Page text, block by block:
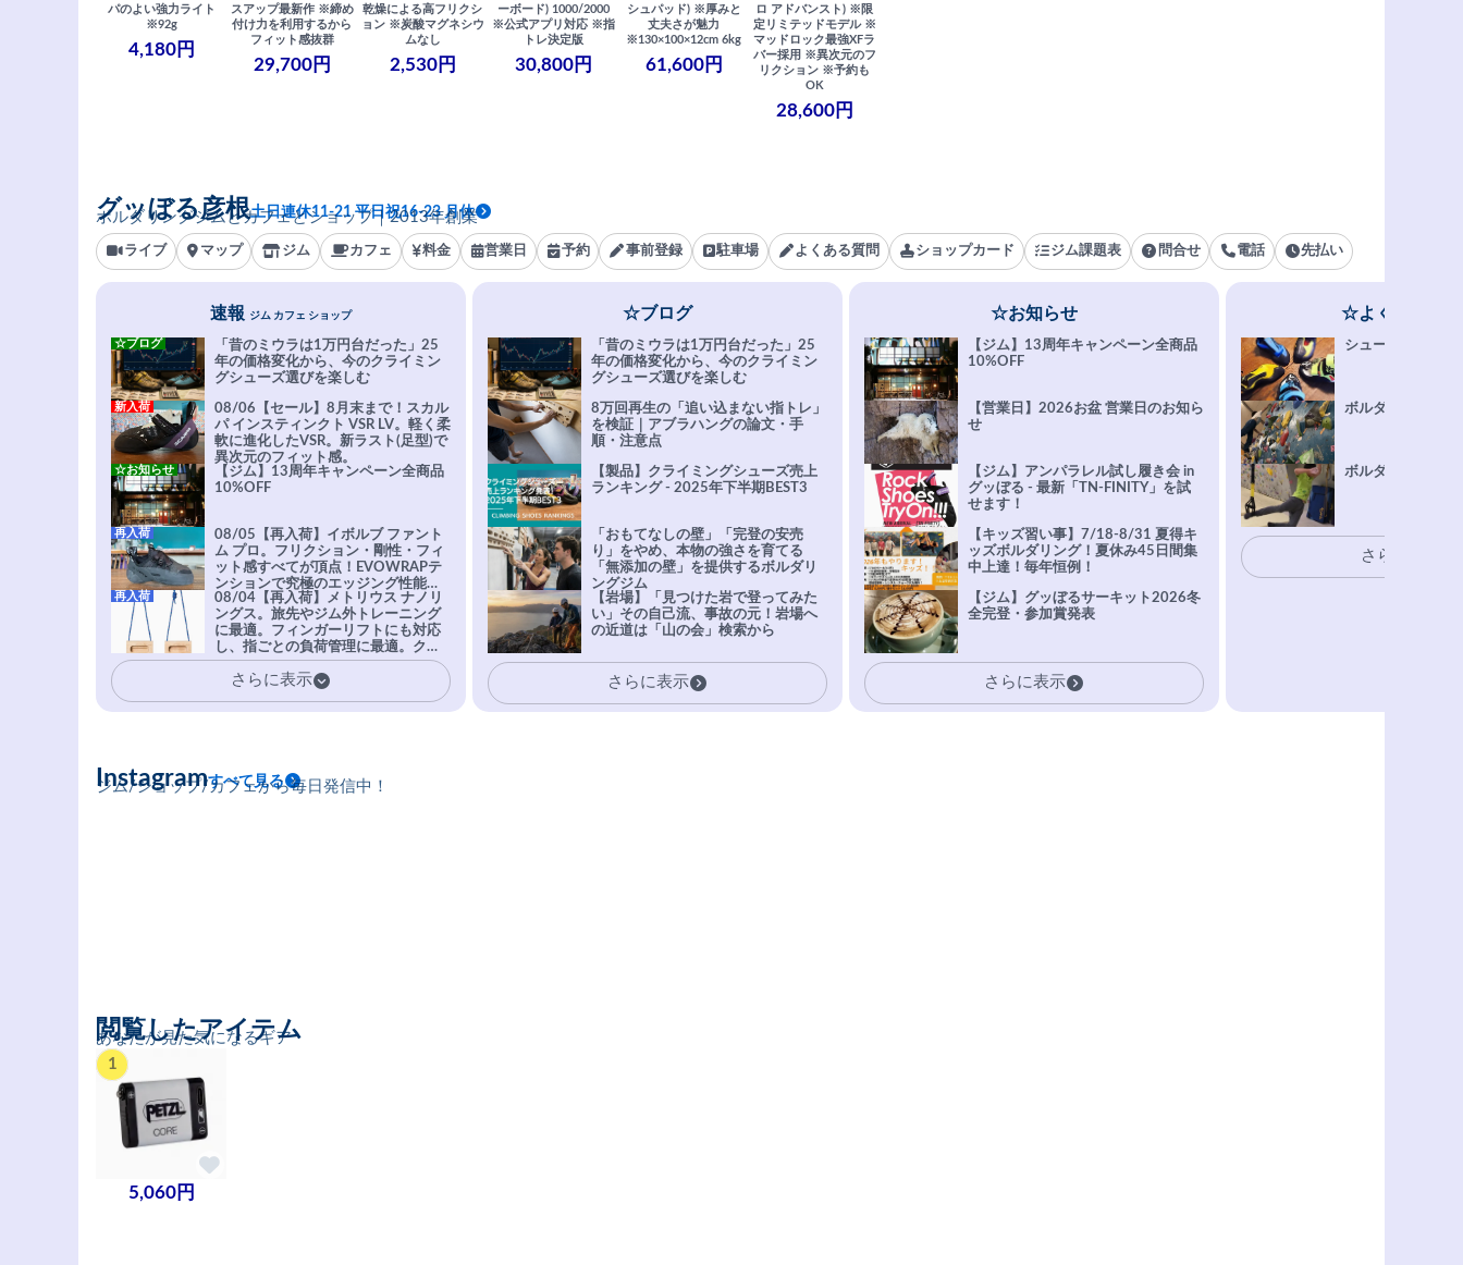
パのよい強力ライト
※92g
4,180円
スアップ最新作 ※締め
付け力を利用するから
フィット感抜群
29,700円
乾燥による高フリクシ
ョン ※炭酸マグネシウ
ムなし
2,530円
ーボード) 1000/2000
※公式アプリ対応 ※指
トレ決定版
30,800円
シュパッド) ※厚みと
丈夫さが魅力
※130×100×12cm 6kg
61,600円
ロ アドバンスト) ※限
定リミテッドモデル ※
マッドロック最強XFラ
バー採用 ※異次元のフ
リクション ※予約も
OK
28,600円
ボルダリングジムとカフェとショップ｜2013年創業
グッぼる彦根土日連休11-21 平日祝16-23 月休
ライブ マップ ジム カフェ 料金 営業日 予約 事前登録 駐車場 よくある質問 ショップカード ジム課題表 問合せ 電話 先払い
速報 ジム カフェ ショップ
「昔のミウラは1万円台だった」25
年の価格変化から、今のクライミン
グシューズ選びを楽しむ
☆ブログ
08/06【セール】8月末まで！スカル
パ インスティンクト VSR LV。軽く柔
軟に進化したVSR。新ラスト(足型)で
異次元のフィット感。
新入荷
【ジム】13周年キャンペーン全商品
10%OFF
☆お知らせ
08/05【再入荷】イボルブ ファント
ム プロ。フリクション・剛性・フィ
ット感すべてが頂点！EVOWRAPテ
ンションで究極のエッジング性能を
実現。進化系ラバーEvo-74はTRAX
を凌駕する粘着力で極小ホールドに
安心感。
再入荷
08/04【再入荷】メトリウス ナノリ
ングス。旅先やジム外トレーニング
に最適。フィンガーリフトにも対応
し、指ごとの負荷管理に最適。クラ
イマーの指を本気で鍛えるギア。
再入荷
さらに表示
☆ブログ
「昔のミウラは1万円台だった」25
年の価格変化から、今のクライミン
グシューズ選びを楽しむ
8万回再生の「追い込まない指トレ」
を検証｜アブラハングの論文・手
順・注意点
【製品】クライミングシューズ売上
ランキング - 2025年下半期BEST3
「おもてなしの壁」「完登の安売
り」をやめ、本物の強さを育てる
「無添加の壁」を提供するボルダリ
ングジム
【岩場】「見つけた岩で登ってみた
い」その自己流、事故の元！岩場へ
の近道は「山の会」検索から
さらに表示
☆お知らせ
【ジム】13周年キャンペーン全商品
10%OFF
【営業日】2026お盆 営業日のお知ら
せ
【ジム】アンパラレル試し履き会 in
グッぼる - 最新「TN-FINITY」を試
せます！
【キッズ習い事】7/18-8/31 夏得キ
ッズボルダリング！夏休み45日間集
中上達！毎年恒例！
【ジム】グッぼるサーキット2026冬
全完登・参加賞発表
さらに表示
☆よくある質
シューズ選びFAQ
ボルダリング上達
ボルダリングトレ
さらに表示
ジム/ショップ/カフェから毎日発信中！
Instagramすべて見る
あなたが見た気になるギア
閲覧したアイテム
1
5,060円